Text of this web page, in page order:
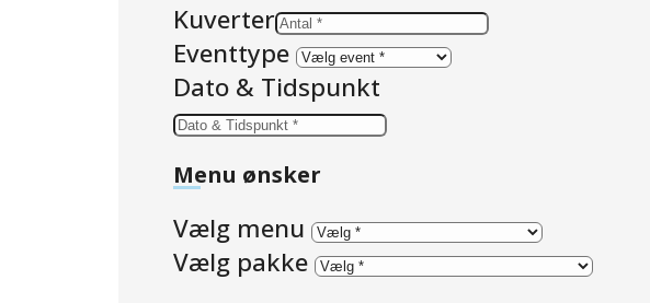
Kuverter
Eventtype
Dato & Tidspunkt
Menu ønsker
Vælg menu
Vælg pakke